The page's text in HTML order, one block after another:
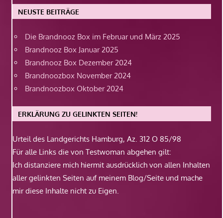
NEUSTE BEITRÄGE
Die Brandnooz Box im Februar und März 2025
Brandnooz Box Januar 2025
Brandnooz Box Dezember 2024
Brandnoozbox November 2024
Brandnoozbox Oktober 2024
ERKLÄRUNG ZU GELINKTEN SEITEN!
Urteil des Landgerichts Hamburg, Az. 312 O 85/98
Für alle Links die von Testwoman abgehen gilt:
Ich distanziere mich hiermit ausdrücklich von allen Inhalten
aller gelinkten Seiten auf meinem Blog/Seite und mache
mir diese Inhalte nicht zu Eigen.